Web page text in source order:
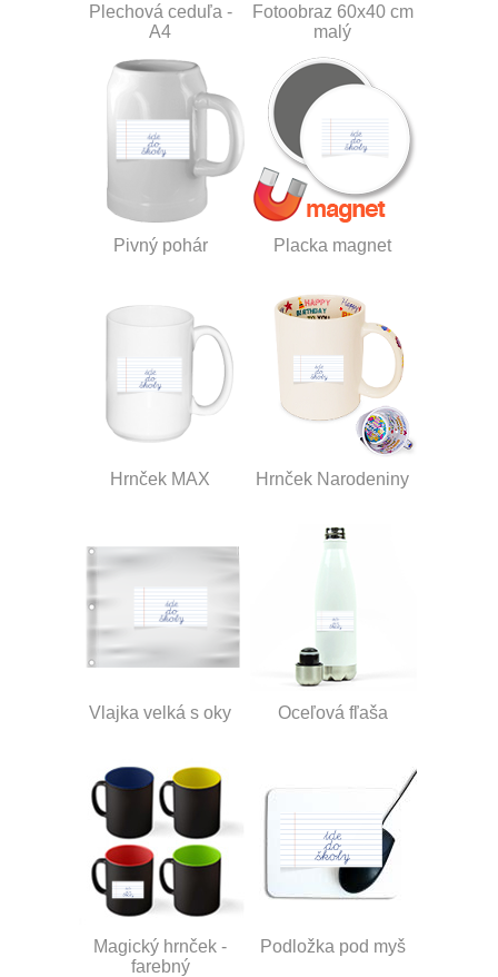
Plechová ceduľa -
A4
Fotoobraz 60x40 cm
malý
Pivný pohár Placka magnet
Hrnček MAX Hrnček Narodeniny
Vlajka velká s oky Oceľová fľaša
Magický hrnček -
farebný
Podložka pod myš